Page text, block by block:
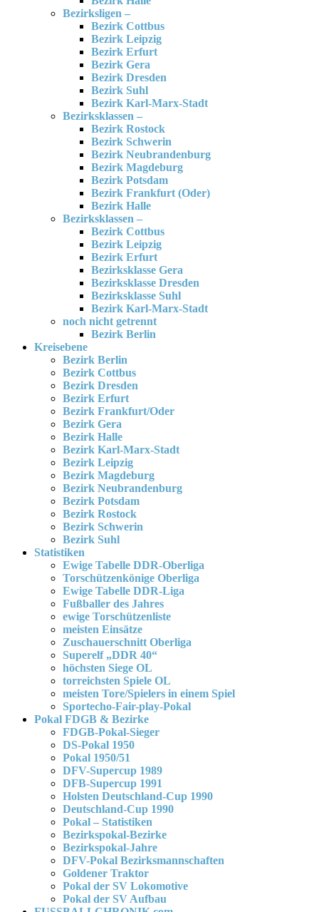
Bezirksligen –
Bezirk Cottbus
Bezirk Leipzig
Bezirk Erfurt
Bezirk Gera
Bezirk Dresden
Bezirk Suhl
Bezirk Karl-Marx-Stadt
Bezirksklassen –
Bezirk Rostock
Bezirk Schwerin
Bezirk Neubrandenburg
Bezirk Magdeburg
Bezirk Potsdam
Bezirk Frankfurt (Oder)
Bezirk Halle
Bezirksklassen –
Bezirk Cottbus
Bezirk Leipzig
Bezirk Erfurt
Bezirksklasse Gera
Bezirksklasse Dresden
Bezirksklasse Suhl
Bezirk Karl-Marx-Stadt
noch nicht getrennt
Bezirk Berlin
Kreisebene
Bezirk Berlin
Bezirk Cottbus
Bezirk Dresden
Bezirk Erfurt
Bezirk Frankfurt/Oder
Bezirk Gera
Bezirk Halle
Bezirk Karl-Marx-Stadt
Bezirk Leipzig
Bezirk Magdeburg
Bezirk Neubrandenburg
Bezirk Potsdam
Bezirk Rostock
Bezirk Schwerin
Bezirk Suhl
Statistiken
Ewige Tabelle DDR-Oberliga
Torschützenkönige Oberliga
Ewige Tabelle DDR-Liga
Fußballer des Jahres
ewige Torschützenliste
meisten Einsätze
Zuschauerschnitt Oberliga
Superelf „DDR 40“
höchsten Siege OL
torreichsten Spiele OL
meisten Tore/Spielers in einem Spiel
Sportecho-Fair-play-Pokal
Pokal FDGB & Bezirke
FDGB-Pokal-Sieger
DS-Pokal 1950
Pokal 1950/51
DFV-Supercup 1989
DFB-Supercup 1991
Holsten Deutschland-Cup 1990
Deutschland-Cup 1990
Pokal – Statistiken
Bezirkspokal-Bezirke
Bezirkspokal-Jahre
DFV-Pokal Bezirksmannschaften
Goldener Traktor
Pokal der SV Lokomotive
Pokal der SV Aufbau